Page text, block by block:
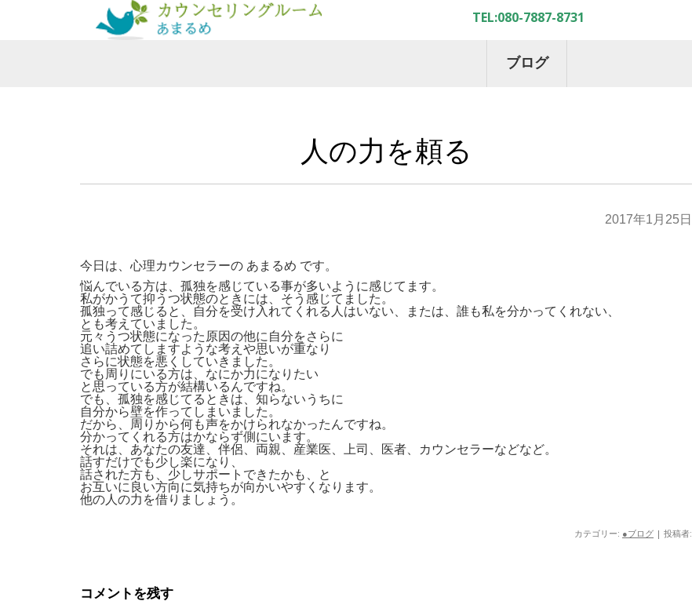
ブログ
人の力を頼る
2017年1月25日
今日は、心理カウンセラーの あまるめ です。
悩んでいる方は、孤独を感じている事が多いように感じてます。
私がかうて抑うつ状態のときには、そう感じてました。
孤独って感じると、自分を受け入れてくれる人はいない、または、誰も私を分かってくれない、
とも考えていました。
元々うつ状態になった原因の他に自分をさらに
追い詰めてしますような考えや思いが重なり
さらに状態を悪くしていきました。
でも周りにいる方は、なにか力になりたい
と思っている方が結構いるんですね。
でも、孤独を感じてるときは、知らないうちに
自分から壁を作ってしまいました。
だから、周りから何も声をかけられなかったんですね。
分かってくれる方はかならず側にいます。
それは、あなたの友達、伴侶、両親、産業医、上司、医者、カウンセラーなどなど。
話すだけでも少し楽になり、
話された方も、少しサポートできたかも、と
お互いに良い方向に気持ちが向かいやすくなります。
他の人の力を借りましょう。
カテゴリー: ●ブログ | 投稿者:
コメントを残す